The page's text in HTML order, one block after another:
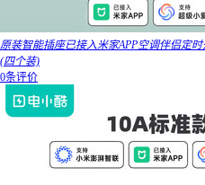
原装智能插座已接入米家APP空调伴侣定
(四个装)
0条评价